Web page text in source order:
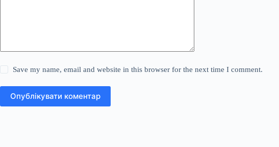
Save my name, email and website in this browser for the next time I comment.
Опублікувати коментар